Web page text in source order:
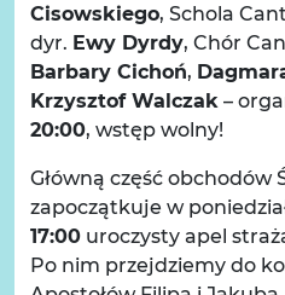
Cisowskiego, Schola
dyr. Ewy Dyrdy, Chór
Barbary Cichoń,
Krzysztof Walczak –
20:00, wstęp wolny!
Główną część obchodów
zapoczątkuje w
17:00uroczysty apel
Po nim przejdziemy do